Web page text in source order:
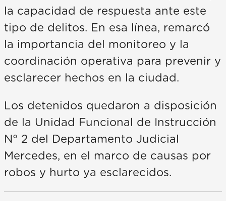
la capacidad de respuesta ante este
tipo de delitos. En esa línea, remarcó
la importancia del monitoreo y la
coordinación operativa para prevenir y
esclarecer hechos en la ciudad.
Los detenidos quedaron a disposición
de la Unidad Funcional de Instrucción
N° 2 del Departamento Judicial
Mercedes, en el marco de causas por
robos y hurto ya esclarecidos.